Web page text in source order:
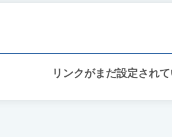
リンクがまだ設定され